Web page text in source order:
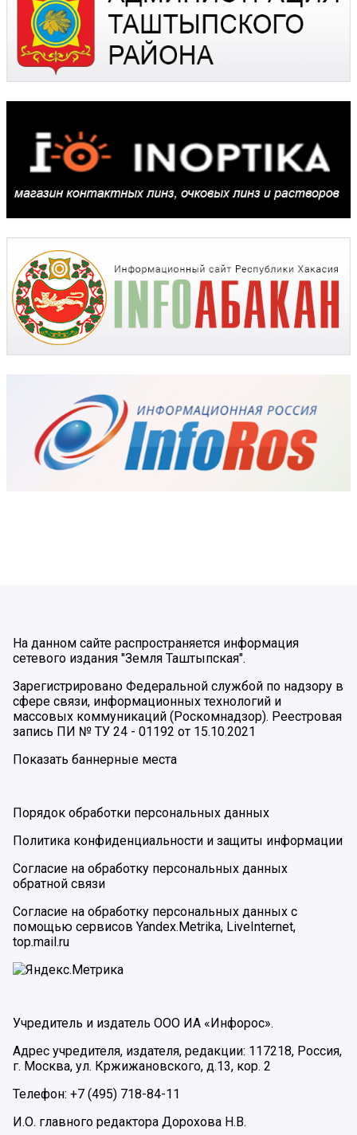
На данном сайте распространяется информация
сетевого издания "Земля Таштыпская".
Зарегистрировано Федеральной службой по надзору в
сфере связи, информационных технологий и
массовых коммуникаций (Роскомнадзор). Реестровая
запись ПИ № ТУ 24 - 01192 от 15.10.2021
Показать баннерные места
Порядок обработки персональных данных
Политика конфиденциальности и защиты информации
Согласие на обработку персональных данных
обратной связи
Согласие на обработку персональных данных с
помощью сервисов Yandex.Metrika, LiveInternet,
top.mail.ru
Учредитель и издатель ООО ИА «Инфорос».
Адрес учредителя, издателя, редакции: 117218, Россия,
г. Москва, ул. Кржижановского, д.13, кор. 2
Телефон: +7 (495) 718-84-11
И.О. главного редактора Дорохова Н.В.